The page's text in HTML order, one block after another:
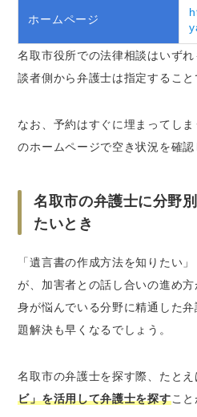
ホームページ
名取市役所での法律相談はいず
談者側から弁護士は指定すること
なお、予約はすぐに埋まってし
のホームページで空き状況を確認
名取市の弁護士に分野
たいとき
「遺言書の作成方法を知りたい
が、加害者との話し合いの進め
身が悩んでいる分野に精通した
題解決も早くなるでしょう。
名取市の弁護士を探す際、たと
ビ」を活用して弁護士を探すこと